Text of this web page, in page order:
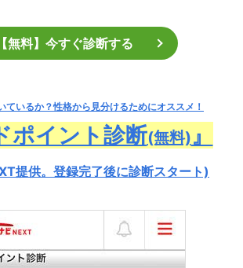
【無料】今すぐ診断する
ているか？性格から見分けるためにオススメ！
ポイント診断(無料)』
提供。登録完了後に診断スタート)